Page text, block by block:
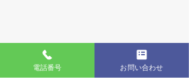
電話番号 お問い合わせ